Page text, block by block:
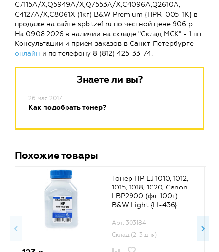
C7115A/X,Q5949A/X,Q7553A/X,C4096A,Q2610A,
C4127A/X,C8061X (1кг) B&W Premium {HPR-005-1K} в
продаже на сайте spb.tze1.ru по честной цене 906 р.
На 09.08.2026 в наличии на складе "Склад МСК" - 1 шт.
Консультации и прием заказов в Санкт-Петербурге
онлайн и по телефону 8 (812) 425-33-74.
Знаете ли вы?
26 мая 2017
Как подобрать тонер?
Похожие товары
Тонер HP LJ 1010, 1012,
1015, 1018, 1020, Canon
LBP2900 (фл. 100г)
B&W Light {LI-436}
Арт. 303184
Склад (2-3 дня)